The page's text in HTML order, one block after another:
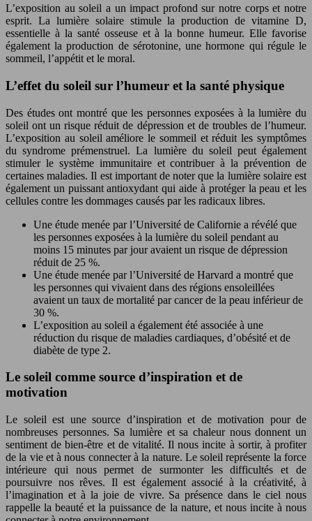
L’exposition au soleil a un impact profond sur notre corps et notre
esprit. La lumière solaire stimule la production de vitamine D,
essentielle à la santé osseuse et à la bonne humeur. Elle favorise
également la production de sérotonine, une hormone qui régule le
sommeil, l’appétit et le moral.
L’effet du soleil sur l’humeur et la santé physique
Des études ont montré que les personnes exposées à la lumière du
soleil ont un risque réduit de dépression et de troubles de l’humeur.
L’exposition au soleil améliore le sommeil et réduit les symptômes
du syndrome prémenstruel. La lumière du soleil peut également
stimuler le système immunitaire et contribuer à la prévention de
certaines maladies. Il est important de noter que la lumière solaire est
également un puissant antioxydant qui aide à protéger la peau et les
cellules contre les dommages causés par les radicaux libres.
Une étude menée par l’Université de Californie a révélé que
les personnes exposées à la lumière du soleil pendant au
moins 15 minutes par jour avaient un risque de dépression
réduit de 25 %.
Une étude menée par l’Université de Harvard a montré que
les personnes qui vivaient dans des régions ensoleillées
avaient un taux de mortalité par cancer de la peau inférieur de
30 %.
L’exposition au soleil a également été associée à une
réduction du risque de maladies cardiaques, d’obésité et de
diabète de type 2.
Le soleil comme source d’inspiration et de
motivation
Le soleil est une source d’inspiration et de motivation pour de
nombreuses personnes. Sa lumière et sa chaleur nous donnent un
sentiment de bien-être et de vitalité. Il nous incite à sortir, à profiter
de la vie et à nous connecter à la nature. Le soleil représente la force
intérieure qui nous permet de surmonter les difficultés et de
poursuivre nos rêves. Il est également associé à la créativité, à
l’imagination et à la joie de vivre. Sa présence dans le ciel nous
rappelle la beauté et la puissance de la nature, et nous incite à nous